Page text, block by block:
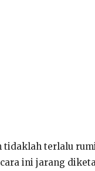
terlalu
ini jarang